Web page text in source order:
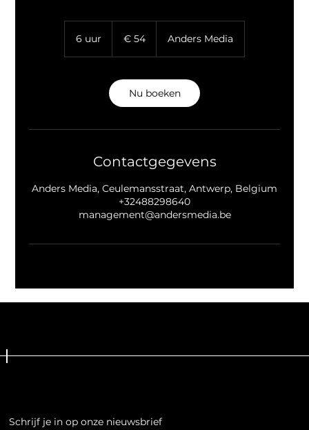
6 uur € 54 Anders Media
Nu boeken
Contactgegevens
Anders Media, Ceulemansstraat, Antwerp, Belgium
+32488298640
management@andersmedia.be
Schrijf je in op onze nieuwsbrief
Schrijf je in op onze nieuwsbrief